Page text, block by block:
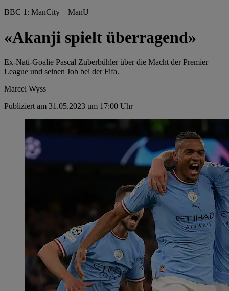
BBC 1: ManCity – ManU
«Akanji spielt überragend»
Ex-Nati-Goalie Pascal Zuberbühler über die Macht der Premier
League und seinen Job bei der Fifa.
Marcel Wyss
Publiziert am 31.05.2023 um 17:00 Uhr